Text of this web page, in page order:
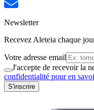
Newsletter
Recevez Aleteia chaque
Votre adresse email
J'accepte de recevoir la
confidentialité pour en
S'inscrire